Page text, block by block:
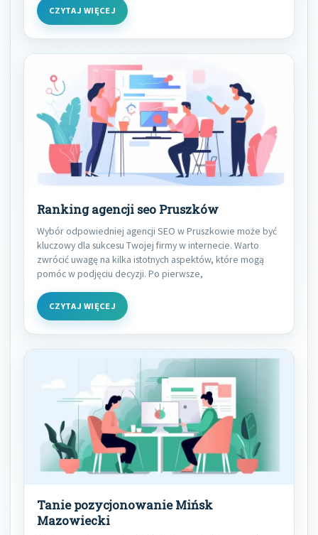
CZYTAJ WIĘCEJ
Ranking agencji seo Pruszków
Wybór odpowiedniej agencji SEO w Pruszkowie może być
kluczowy dla sukcesu Twojej firmy w internecie. Warto
zwrócić uwagę na kilka istotnych aspektów, które mogą
pomóc w podjęciu decyzji. Po pierwsze,
CZYTAJ WIĘCEJ
Tanie pozycjonowanie Mińsk
Mazowiecki